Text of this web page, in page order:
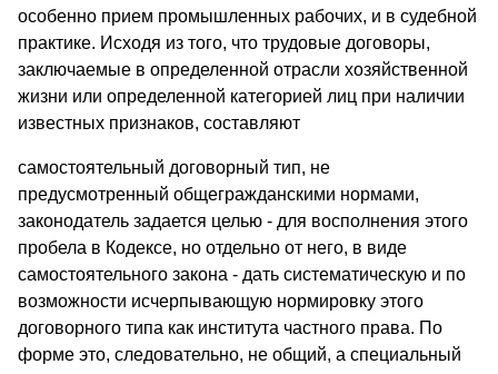
особенно прием промышленных рабочих, и в судебной
практике. Исходя из того, что трудовые договоры,
заключаемые в определенной отрасли хозяйственной
жизни или определенной категорией лиц при наличии
известных признаков, составляют
самостоятельный договорный тип, не
предусмотренный общегражданскими нормами,
законодатель задается целью - для восполнения этого
пробела в Кодексе, но отдельно от него, в виде
самостоятельного закона - дать систематическую и по
возможности исчерпывающую нормировку этого
договорного типа как института частного права. По
форме это, следовательно, не общий, а специальный